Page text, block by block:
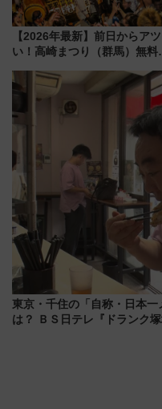
【2026年最新】前日からアツ
い！高崎まつり（群馬）無料
しまで
東京・千住の「自称・日本
は？ ＢＳ日テレ『ドランク